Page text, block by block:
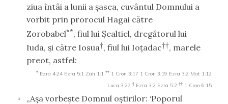
ziua întâi a lunii a şasea, cuvântul Domnului a
vorbit prin prorocul Hagai către
Zorobabel**, fiul lui Şealtiel, dregătorul lui
Iuda, şi către Iosua†, fiul lui Ioţadac††, marele
preot, astfel:
* Ezra 4:24 Ezra 5:1 Zah 1:1 ** 1 Cron 3:17 1 Cron 3:19 Ezra 3:2 Mat 1:12
Luca 3:27 † Ezra 3:2 Ezra 5:2 †† 1 Cron 6:15
2
„Aşa vorbeşte Domnul oştirilor: ‘Poporul